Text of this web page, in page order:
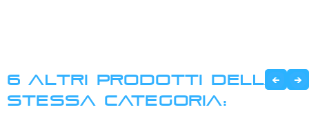
6 ALTRI PRODOTTI DELLA
STESSA CATEGORIA: